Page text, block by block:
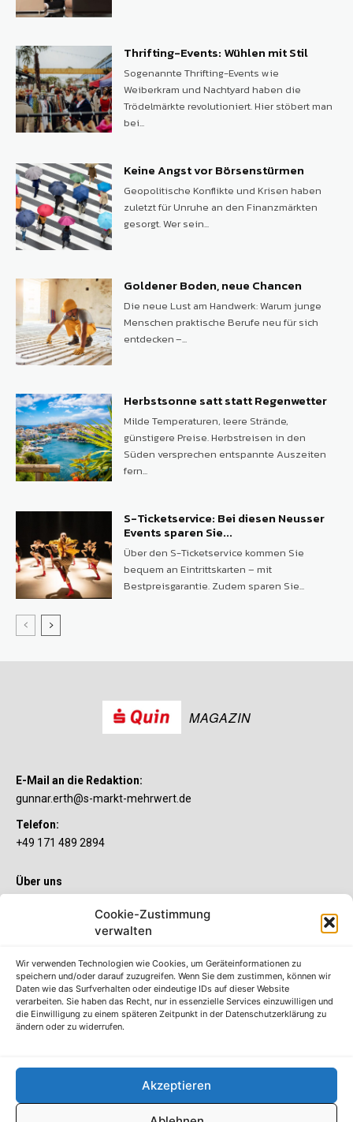
Cookie-Zustimmung
verwalten
Wir verwenden Technologien wie Cookies, um Geräteinformationen zu
speichern und/oder darauf zuzugreifen. Wenn Sie dem zustimmen, können wir
Daten wie das Surfverhalten oder eindeutige IDs auf dieser Website
verarbeiten. Sie haben das Recht, nur in essenzielle Services einzuwilligen und
die Einwilligung zu einem späteren Zeitpunkt in der Datenschutzerklärung zu
ändern oder zu widerrufen.
Akzeptieren
Thrifting-Events: Wühlen mit Stil
Sogenannte Thrifting-Events wie
Weiberkram und Nachtyard haben die
Trödelmärkte revolutioniert. Hier stöbert man
bei...
Keine Angst vor Börsenstürmen
Geopolitische Konflikte und Krisen haben
zuletzt für Unruhe an den Finanzmärkten
gesorgt. Wer sein...
Goldener Boden, neue Chancen
Die neue Lust am Handwerk: Warum junge
Menschen praktische Berufe neu für sich
entdecken –...
Herbstsonne satt statt Regenwetter
Milde Temperaturen, leere Strände,
günstigere Preise. Herbstreisen in den
Süden versprechen entspannte Auszeiten
fern...
S-Ticketservice: Bei diesen Neusser
Events sparen Sie...
Über den S-Ticketservice kommen Sie
bequem an Eintrittskarten – mit
Bestpreisgarantie. Zudem sparen Sie...
MAGAZIN
E-Mail an die Redaktion:
gunnar.erth@s-markt-mehrwert.de
Telefon:
+49 171 489 2894
Über uns
Sie wollen mehr als ein gewöhnliches Girokonto? Dann ist unser
S-Quin Konto genau das Richtige für Sie. Die beiden
etliche Inklusivleistungen. Im S-Quin Magazin erfahren Sie
immer, was es Neues gibt.
Die S-Quin Kontomodelle
Erklärung zur Barrierefreiheit